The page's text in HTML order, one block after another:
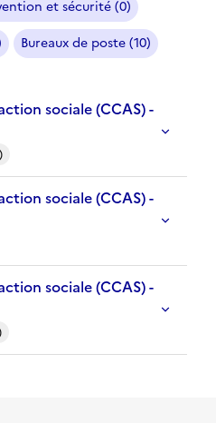
et sécurité (0)
Bureaux de poste (10)